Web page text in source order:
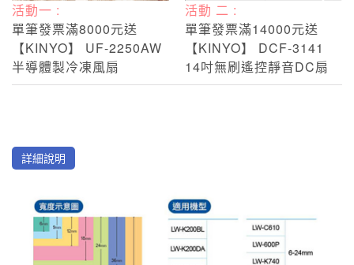
活動一 :
單筆發票滿8000元送
【KINYO】 UF-2250AW
半導體製冷凍風扇
活動 二 :
單筆發票滿14000元送
【KINYO】 DCF-3141
14吋無刷遙控靜音DC扇
詳細說明